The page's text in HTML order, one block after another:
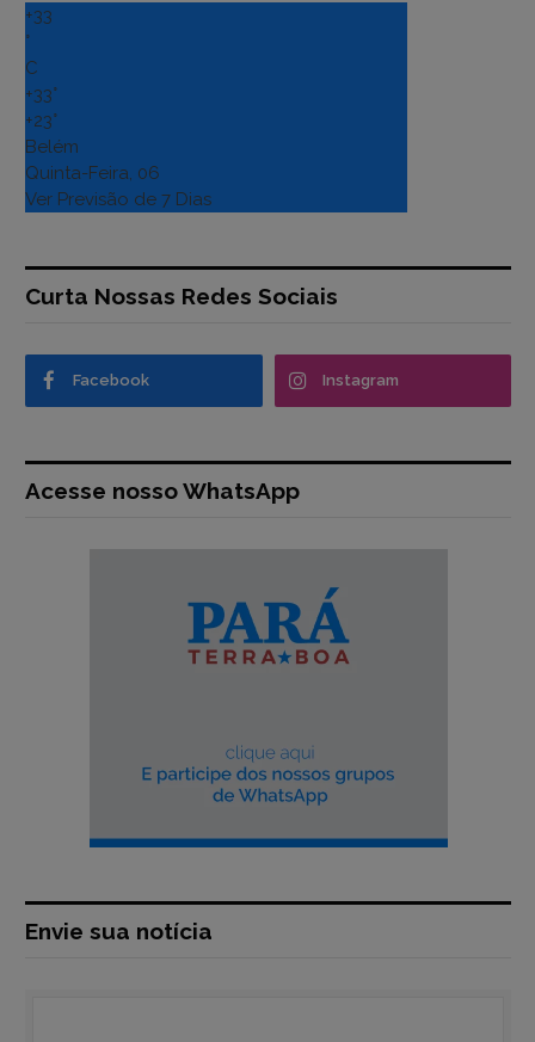
+33
°
C
+33°
+23°
Belém
Quinta-Feira, 06
Ver Previsão de 7 Dias
Curta Nossas Redes Sociais
Facebook Instagram
Acesse nosso WhatsApp
Envie sua notícia